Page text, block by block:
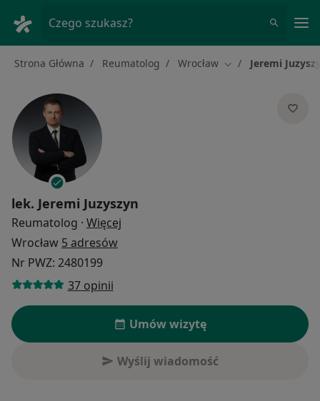
Czego szukasz?
Strona Główna Reumatolog Wrocław Zmień miasto
Jeremi
lek. Jeremi Juzyszyn
Reumatolog · Więcej
Wrocław 5 adresów
Nr PWZ: 2480199
37 opinii
Umów wizytę
Wyślij wiadomość